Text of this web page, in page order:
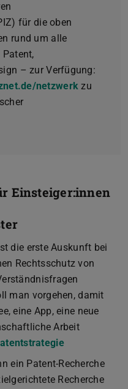
für die oben
rund um alle
– zur Verfügung:
netzwerk zu
Einsteiger:innen
die erste Auskunft bei
Rechtsschutz von
man vorgehen, damit
eine App, eine neue
Arbeit
ein Patent-Recherche
Recherche